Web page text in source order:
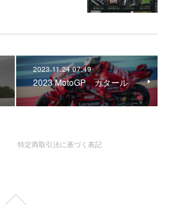
2023.11.24 07:49
2023 MotoGP カタール
特定商取引法に基づく表記